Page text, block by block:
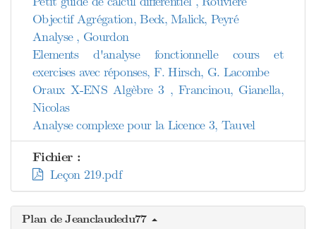
Objectif Agrégation, Beck, Malick, Peyré
Analyse , Gourdon
Elements d'analyse fonctionnelle cours et
exercises avec réponses, F. Hirsch, G. Lacombe
Oraux X-ENS Algèbre 3 , Francinou, Gianella,
Nicolas
Analyse complexe pour la Licence 3, Tauvel
Fichier :
Leçon 219.pdf
Plan de Jeanclaudedu77